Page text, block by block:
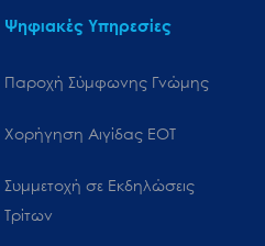
Ψηφιακές Υπηρεσίες
Παροχή Σύμφωνης Γνώμης
Χορήγηση Αιγίδας ΕΟΤ
Συμμετοχή σε Εκδηλώσεις
Τρίτων